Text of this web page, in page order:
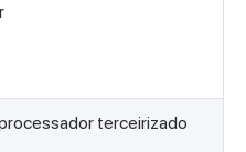
terceirizado